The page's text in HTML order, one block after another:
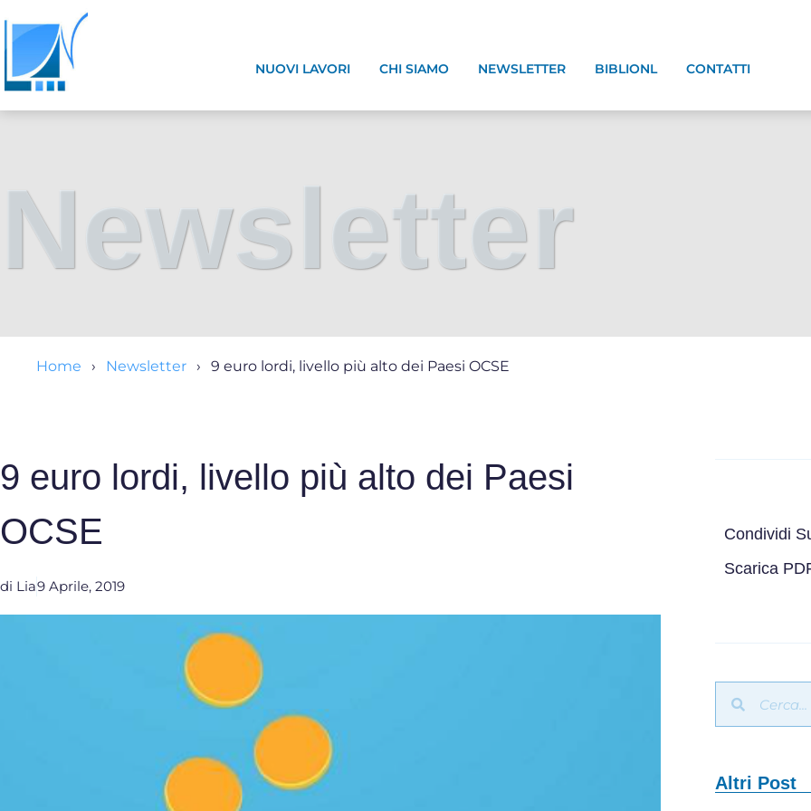
NUOVI LAVORI CHI SIAMO NEWSLETTER BIBLIONL CONTATTI
Newsletter
Home Newsletter 9 euro lordi, livello più alto dei Paesi OCSE
9 euro lordi, livello più alto dei Paesi
OCSE
di Lia9 Aprile, 2019
Condividi
Scarica
Altri Post